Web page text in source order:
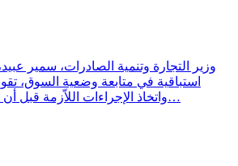
وزير التجارة وتنمية الصادرات، سمير
استباقية في متابعة وضعية السوق،
واتخاذ الإجراءات اللاّزمة قبل أن تنعكس المتغيّرات على…